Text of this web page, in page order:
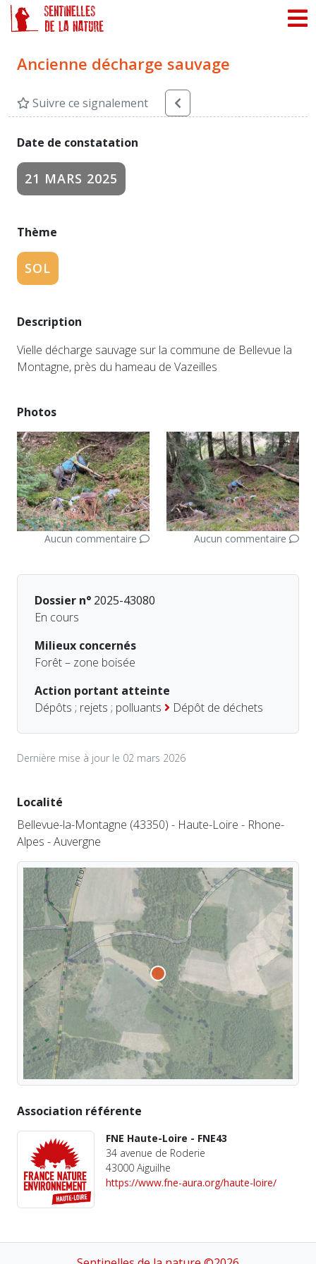
Ancienne décharge sauvage
Suivre ce signalement
Date de constatation
21 MARS 2025
Thème
SOL
Description
Vielle décharge sauvage sur la commune de Bellevue la
Montagne, près du hameau de Vazeilles
Photos
Aucun commentaire Aucun commentaire
Dossier n° 2025-43080
En cours
Milieux concernés
Forêt – zone boisée
Action portant atteinte
Dépôts ; rejets ; polluants
Dépôt de déchets
Dernière mise à jour le 02 mars 2026
Localité
Bellevue-la-Montagne (43350) - Haute-Loire - Rhone-
Alpes - Auvergne
Association référente
FNE Haute-Loire - FNE43
34 avenue de Roderie
43000 Aiguilhe
https://www.fne-aura.org/haute-loire/
Panneau de gestion des cookies